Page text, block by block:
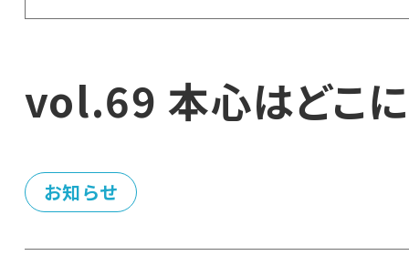
vol.69 本心はどこ
お知らせ